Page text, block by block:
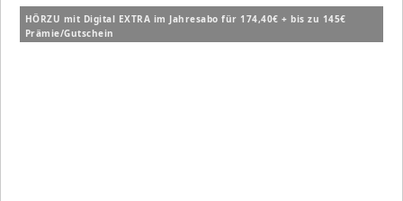
HÖRZU mit Digital EXTRA im Jahresabo für 174,40€ + bis zu 145€
Prämie/Gutschein